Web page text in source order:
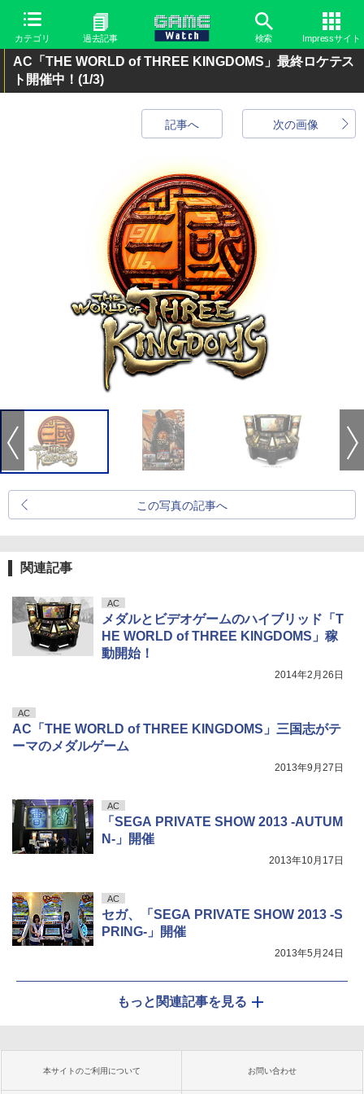
カテゴリ 過去記事 検索 Impressサイト
AC「THE WORLD of THREE KINGDOMS」最終ロケテス
ト開催中！ (1/3)
次の画像
記事へ
この写真の記事へ
関連記事
AC
メダルとビデオゲームのハイブリッド「T
HE WORLD of THREE KINGDOMS」稼
動開始！
2014年2月26日
AC
AC「THE WORLD of THREE KINGDOMS」三国志がテ
ーマのメダルゲーム
2013年9月27日
AC
「SEGA PRIVATE SHOW 2013 -AUTUM
N-」開催
2013年10月17日
AC
セガ、「SEGA PRIVATE SHOW 2013 -S
PRING-」開催
2013年5月24日
もっと関連記事を見る
本サイトのご利用について お問い合わせ